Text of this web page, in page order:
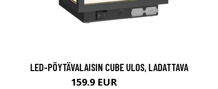
LED-PÖYTÄVALAISIN CUBE ULOS, LADATTAVA
159.9 EUR